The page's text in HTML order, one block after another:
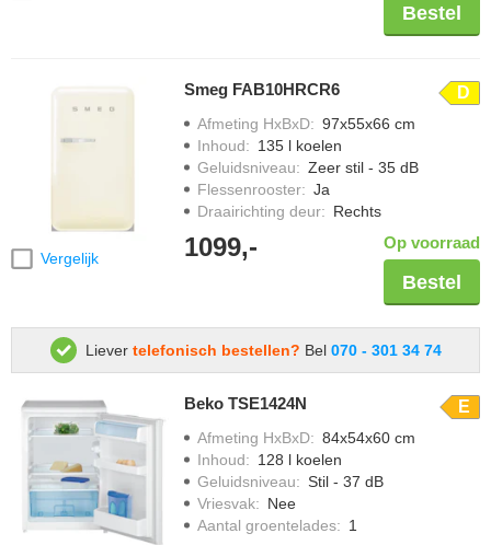
Bestel
Vergelijk
Smeg FAB10HRCR6 D
Afmeting HxBxD: 97x55x66 cm
Inhoud: 135 l koelen
Geluidsniveau: Zeer stil - 35 dB
Flessenrooster: Ja
Draairichting deur: Rechts
1099,- Op voorraad
Bestel
Liever telefonisch bestellen? Bel 070 - 301 34 74
Beko TSE1424N E
Afmeting HxBxD: 84x54x60 cm
Inhoud: 128 l koelen
Geluidsniveau: Stil - 37 dB
Vriesvak: Nee
Aantal groentelades: 1